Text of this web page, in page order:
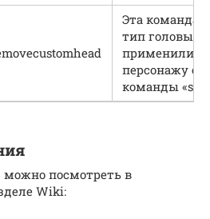
Эта команда
тип головы,
применили к
персонажу с
команды
можно посмотреть в
Wiki: